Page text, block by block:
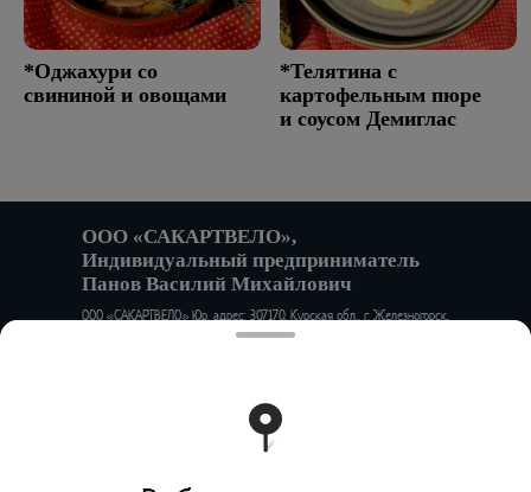
*Оджахури со
свининой и овощами
*Телятина с
картофельным пюре
и соусом Демиглас
ООО «САКАРТВЕЛО»,
Индивидуальный предприниматель
Панов Василий Михайлович
ООО «САКАРТВЕЛО» Юр. адрес: 307170, Курская обл., г. Железногорск,
ул. Алексеевский проезд, д.1А Факт. адрес: 302001, Орловская обл.,
Работает на эффективном ядреFoodpicásso